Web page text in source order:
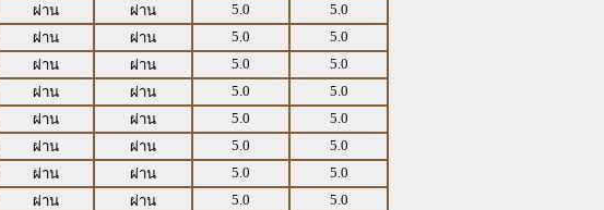
ผ่าน ผ่าน 5.0
5.0
ผ่าน ผ่าน 5.0
5.0
ผ่าน ผ่าน 5.0
5.0
ผ่าน ผ่าน 5.0
5.0
ผ่าน ผ่าน 5.0
5.0
ผ่าน ผ่าน 5.0
5.0
ผ่าน ผ่าน 5.0
5.0
ผ่าน ผ่าน 5.0
5.0